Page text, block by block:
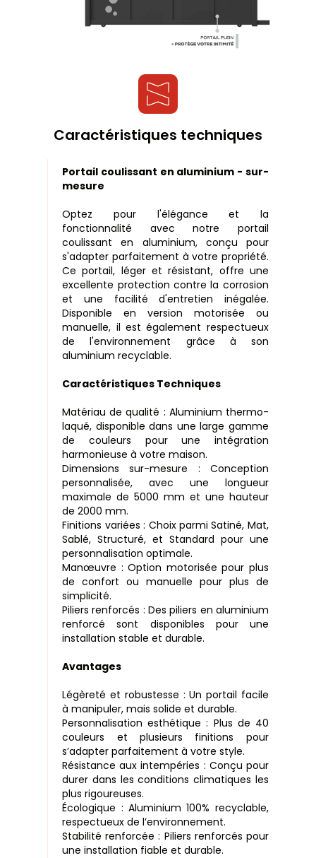
Caractéristiques techniques
Portail coulissant en aluminium - sur-
mesure
Optez pour l'élégance et la
fonctionnalité avec notre portail
coulissant en aluminium, conçu pour
s'adapter parfaitement à votre propriété.
Ce portail, léger et résistant, offre une
excellente protection contre la corrosion
et une facilité d'entretien inégalée.
Disponible en version motorisée ou
manuelle, il est également respectueux
de l'environnement grâce à son
aluminium recyclable.
Caractéristiques Techniques
Matériau de qualité : Aluminium thermo-
laqué, disponible dans une large gamme
de couleurs pour une intégration
harmonieuse à votre maison.
Dimensions sur-mesure : Conception
personnalisée, avec une longueur
maximale de 5000 mm et une hauteur
de 2000 mm.
Finitions variées : Choix parmi Satiné, Mat,
Sablé, Structuré, et Standard pour une
personnalisation optimale.
Manœuvre : Option motorisée pour plus
de confort ou manuelle pour plus de
simplicité.
Piliers renforcés : Des piliers en aluminium
renforcé sont disponibles pour une
installation stable et durable.
Avantages
Légèreté et robustesse : Un portail facile
à manipuler, mais solide et durable.
Personnalisation esthétique : Plus de 40
couleurs et plusieurs finitions pour
s’adapter parfaitement à votre style.
Résistance aux intempéries : Conçu pour
durer dans les conditions climatiques les
plus rigoureuses.
Écologique : Aluminium 100% recyclable,
respectueux de l’environnement.
Stabilité renforcée : Piliers renforcés pour
une installation fiable et durable.